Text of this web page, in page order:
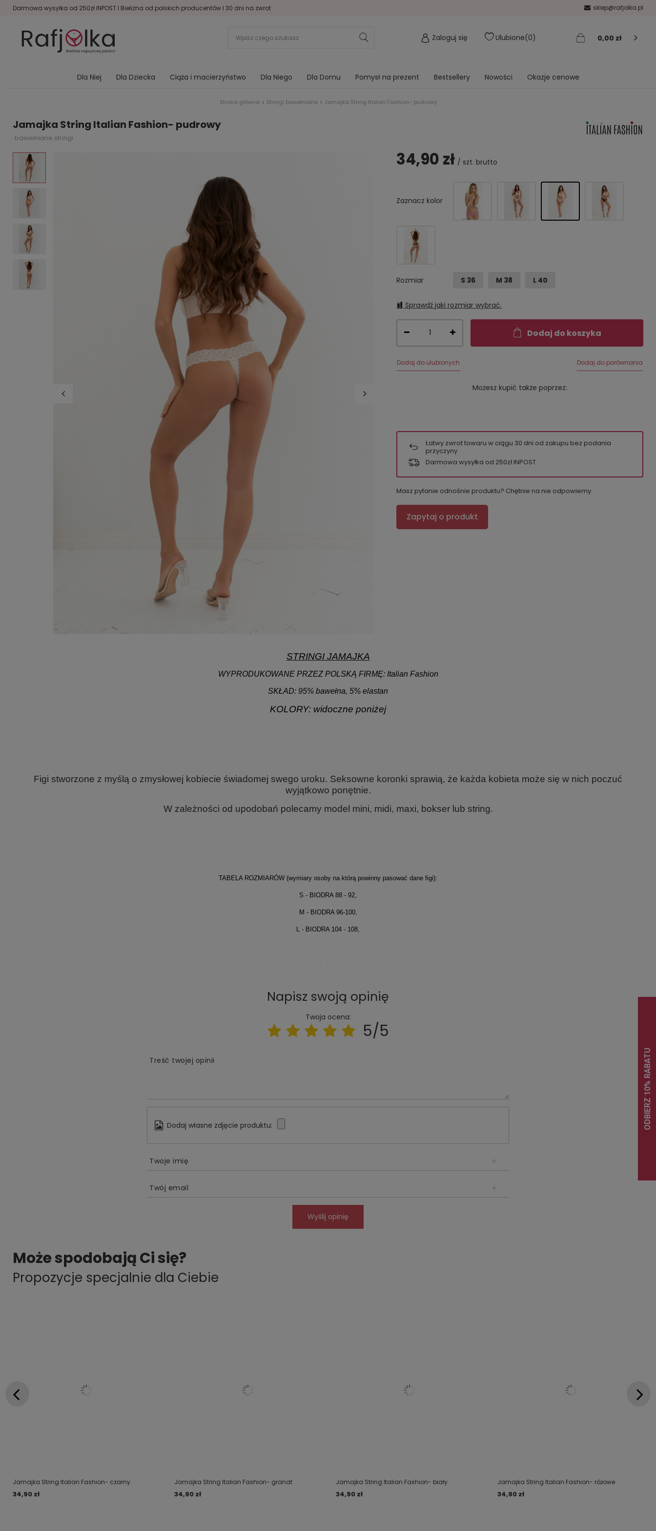
Darmowa wysyłka od 250zł INPOST I Bielizna od polskich producentów I 30 dni na zwrot sklep@rafjolka.pl
Zaloguj się Ulubione 0 0,00 zł
Dla Niej Dla Dziecka Ciąża i macierzyństwo Dla Niego Dla Domu Pomysł na prezent Bestsellery Nowości Okazje cenowe
Strona główna Stringi bawełniane Jamajka String Italian Fashion- pudrowy
Jamajka String Italian Fashion- pudrowy
bawełniane stringi
34,90 zł / szt. brutto
Zaznacz kolor
Rozmiar S 36 M 38 L 40
Sprawdź jaki rozmiar wybrać.
Dodaj do koszyka
Dodaj do ulubionych Dodaj do porównania
Możesz kupić także poprzez:
Łatwy zwrot towaru w ciągu 30 dni od zakupu bez podania
przyczyny
Darmowa wysyłka od 250zł INPOST
Masz pytanie odnośnie produktu? Chętnie na nie odpowiemy.
Zapytaj o produkt
STRINGI JAMAJKA
WYPRODUKOWANE PRZEZ POLSKĄ FIRMĘ: Italian Fashion
SKŁAD: 95% bawełna, 5% elastan
KOLORY: widoczne poniżej
Figi stworzone z myślą o zmysłowej kobiecie świadomej swego uroku. Seksowne koronki sprawią, że każda kobieta może się w nich poczuć
wyjątkowo ponętnie.
W zależności od upodobań polecamy model mini, midi, maxi, bokser lub string.
TABELA ROZMIARÓW (wymiary osoby na którą powinny pasować dane figi):
S - BIODRA 88 - 92,
M - BIODRA 96-100,
L - BIODRA 104 - 108,
.
Napisz swoją opinię
Twoja ocena:
5/5
Treść twojej opinii
Dodaj własne zdjęcie produktu:
Twoje imię
Twój email
Wyślij opinię
Może spodobają Ci się?
Propozycje specjalnie dla Ciebie
Jamajka String Italian Fashion- czarny
34,90 zł
Jamajka String Italian Fashion- granat
34,90 zł
Jamajka String Italian Fashion- biały
34,90 zł
Jamajka String Italian Fashion- różowe
34,90 zł